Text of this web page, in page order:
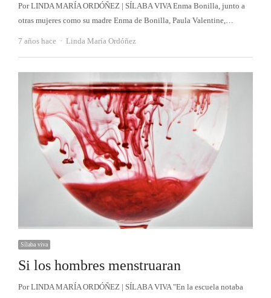
Por LINDA MARÍA ORDÓÑEZ | SÍLABA VIVA Enma Bonilla, junto a
otras mujeres como su madre Enma de Bonilla, Paula Valentine,…
7 años hace Autor
Linda María Ordóñez
Sílaba viva
Si los hombres menstruaran
Por LINDA MARÍA ORDÓÑEZ | SÍLABA VIVA "En la escuela notaba